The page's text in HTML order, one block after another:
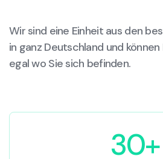
Wir sind eine Einheit aus den
in ganz Deutschland und
egal wo Sie sich befinden.
30+